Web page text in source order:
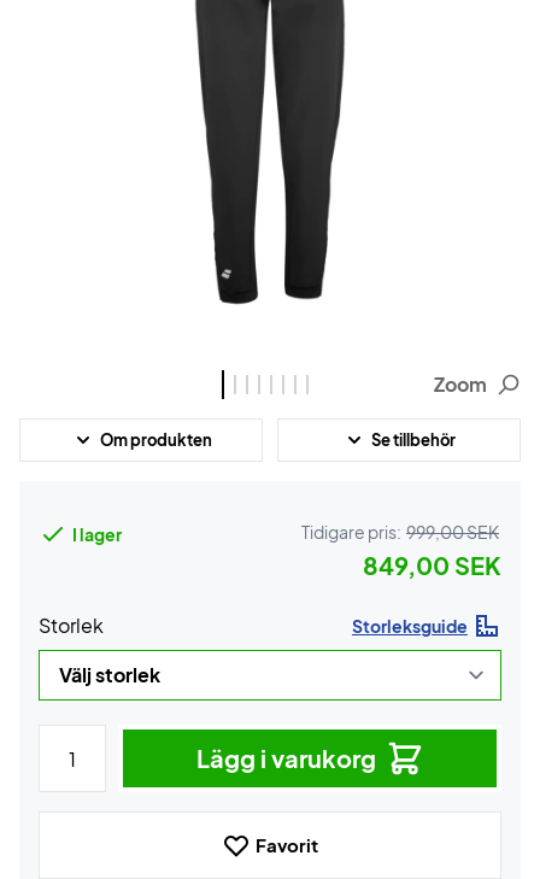
Zoom
Om produkten Se tillbehör
I lager Tidigare pris: 999,00 SEK
849,00 SEK
Storlek Storleksguide
Lägg i varukorg
Favorit